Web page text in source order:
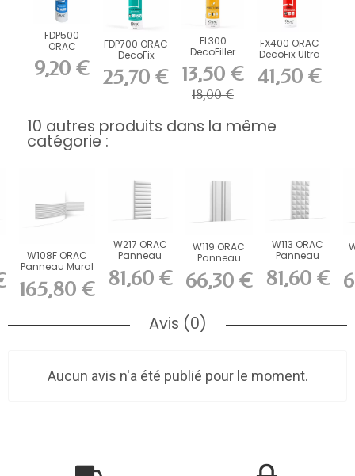
FDP500
ORAC
DecoFix Pro
310 ml
9,20 €
FDP700 ORAC
DecoFix
Power 290 ml
25,70 €
FL300
DecoFiller
13,50 €
18,00 €
FX400 ORAC
DecoFix Ultra
270 ml
41,50 €
10 autres produits dans la même
catégorie :
W108F ORAC
Panneau Mural
FLEX 3D Flex
L200...
165,80 €
W217 ORAC
Panneau
mural 3D
Purotouch
L200...
81,60 €
W119 ORAC
Panneau
mural 3D
Purotouch
L200...
66,30 €
W113 ORAC
Panneau
mural 3D
Purotouch
L200...
81,60 €
Avis (0)
Aucun avis n'a été publié pour le moment.